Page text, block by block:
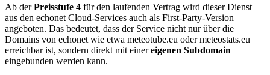
Ab derPreisstufe 4 für den laufenden Vertrag wird dieser Dienst
aus den echonet Cloud-Services auch als First-Party-Version
angeboten. Das bedeutet, dass der Service nicht nur über die
Domains von echonet wie etwa meteotube.eu oder meteostats.eu
erreichbar ist, sondern direkt mit einereigenen Subdomain
eingebunden werden kann.